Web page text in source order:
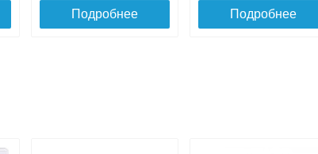
Подробнее Подробнее